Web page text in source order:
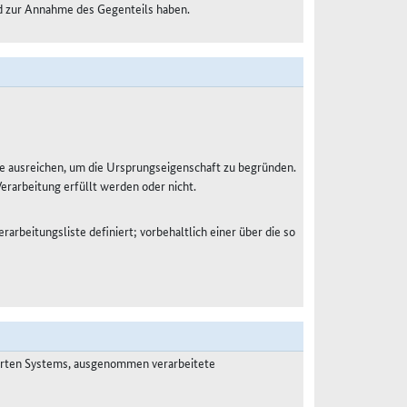
Annahme des Gegenteils haben.
um die Ursprungseigenschaft zu begründen.
erfüllt werden oder nicht.
definiert; vorbehaltlich einer über die so
Systems, ausgenommen verarbeitete